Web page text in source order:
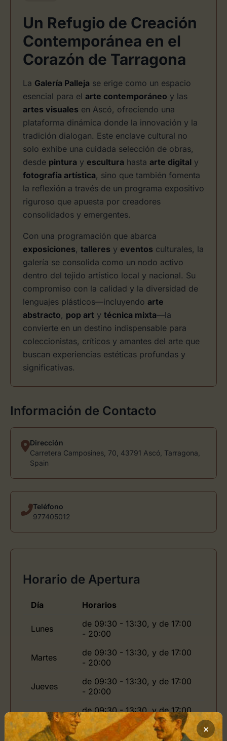
Un Refugio de Creación
Contemporánea en el
Corazón de Tarragona
La Galería Palleja se erige como un espacio
esencial para el arte contemporáneo y las
artes visuales en Ascó, ofreciendo una
plataforma dinámica donde la innovación y la
tradición dialogan. Este enclave cultural no
solo exhibe una cuidada selección de obras,
desde pintura y escultura hasta arte digital y
fotografía artística, sino que también fomenta
la reflexión a través de un programa expositivo
riguroso que apuesta por creadores
consolidados y emergentes.
Con una programación que abarca
exposiciones, talleres y eventos culturales, la
galería se consolida como un nodo activo
dentro del tejido artístico local y nacional. Su
compromiso con la calidad y la diversidad de
lenguajes plásticos—incluyendo arte
abstracto, pop art y técnica mixta—la
convierte en un destino indispensable para
coleccionistas, críticos y amantes del arte que
buscan experiencias estéticas profundas y
significativas.
Información de Contacto
Dirección
Carretera Camposines, 70, 43791 Ascó, Tarragona,
Spain
Teléfono
977405012
Horario de Apertura
Día Horarios
Lunes
de 09:30 - 13:30, y de 17:00
- 20:00
Martes
de 09:30 - 13:30, y de 17:00
- 20:00
Jueves
de 09:30 - 13:30, y de 17:00
- 20:00
Viernes
de 09:30 - 13:30, y de 17:00
- 20:00
Domingo
×